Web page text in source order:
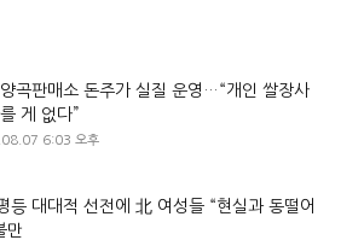
곡판매소 돈주가 실질 운영…“개인 쌀장사
게 없다”
6:03 오후
등 대대적 선전에 北 여성들 “현실과 동떨어
만